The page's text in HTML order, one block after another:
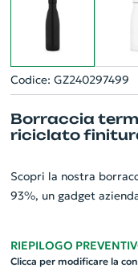
Codice: GZ240297499
Borraccia
riciclato
Scopri la nostra
93%, un gadget
temperatura ideale.
RIEPILOGO
Clicca per modificare la